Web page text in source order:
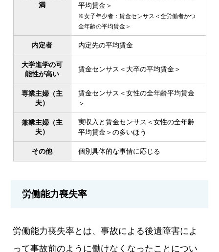
満
平均賃金＞
※女子年少者：賃金センサス＜全労働者かつ
全年齢の平均賃金＞
内定者 内定先の平均賃金
大学進学の可
能性が高い
賃金センサス＜大卒の平均賃金＞
専業主婦（主
夫）
賃金センサス＜女性の全年齢平均賃金
＞
兼業主婦（主
夫）
実収入と賃金センサス＜女性の全年齢
平均賃金＞の多いほう
その他 個別具体的な事情に応じる
労働能力喪失率
労働能力喪失率とは、事故による後遺障害によ
って事故前のように働けなくなったことについ